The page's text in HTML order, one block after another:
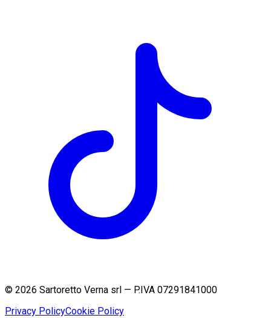
© 2026 Sartoretto Verna srl — P.IVA 07291841000
Privacy PolicyCookie Policy